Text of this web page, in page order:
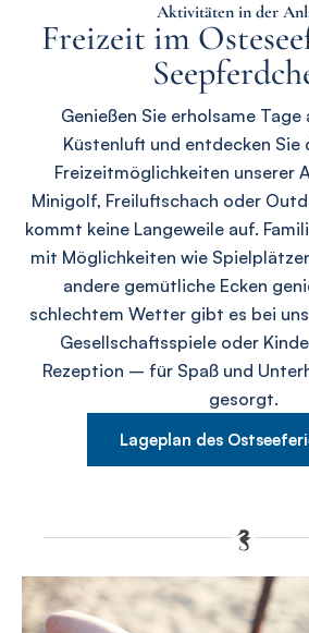
Aktivitäten in der
Freizeit im
Genießen Sie erholsame
Küstenluft und entdecken
Freizeitmöglichkeiten unserer
Minigolf, Freiluftschach oder
kommt keine Langeweile auf.
mit Möglichkeiten wie
andere gemütliche Ecken
schlechtem Wetter gibt es bei
Gesellschaftsspiele oder
Rezeption – für Spaß und
gesorgt.
Lageplan des